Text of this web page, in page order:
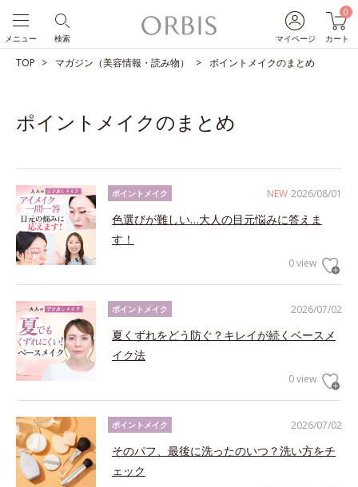
マイページ
0
カート
検索
メニュー
TOP マガジン（美容情報・読み物） ポイントメイクのまとめ
ポイントメイクのまとめ
NEW 2026/08/01
ポイントメイク
色選びが難しい…大人の目元悩みに答えま
す！
0 view
2026/07/02
ポイントメイク
夏くずれをどう防ぐ？キレイが続くベースメ
イク法
0 view
2026/07/02
ポイントメイク
そのパフ、最後に洗ったのいつ？洗い方をチ
ェック